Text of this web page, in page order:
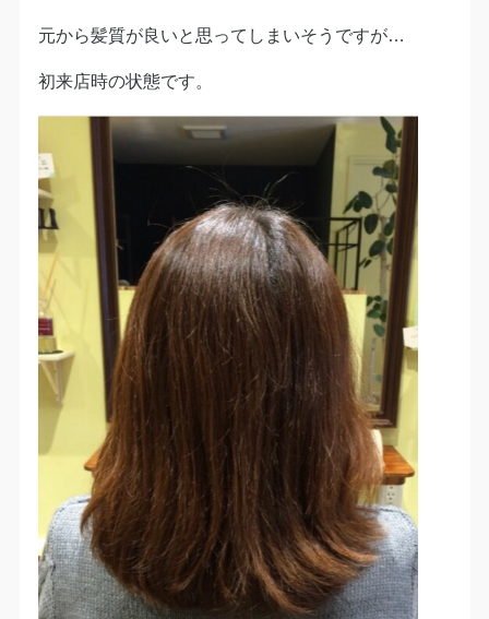
元から髪質が良いと思ってしまいそうですが…
初来店時の状態です。